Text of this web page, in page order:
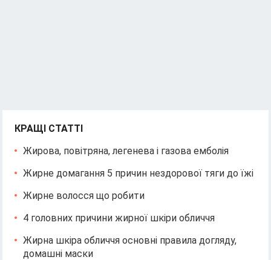
КРАЩІ СТАТТІ
Жирова, повітряна, легенева і газова емболія
Жирне домагання 5 причин нездорової тяги до їжі
Жирне волосся що робити
4 головних причини жирної шкіри обличчя
Жирна шкіра обличчя основні правила догляду,
домашні маски